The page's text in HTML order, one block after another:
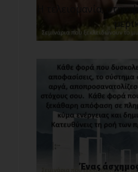
Η τελειομανία, στην
Ένας